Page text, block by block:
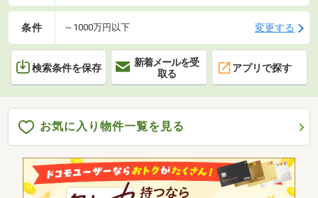
条件 ～1000万円以下 変更する
検索条件を保存
新着メールを受
取る
アプリで探す
お気に入り物件一覧を見る